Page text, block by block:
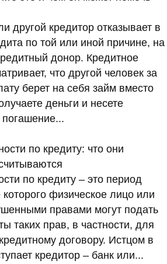
другой кредитор отказывает в
по той или иной причине, на
донор. Кредитное
что другой человек за
берет на себя займ вместо
деньги и несете
погашение...
по кредиту: что они
по кредиту – это период
физическое лицо или
правами могут подать
таких прав, в частности, для
договору. Истцом в
кредитор – банк или...